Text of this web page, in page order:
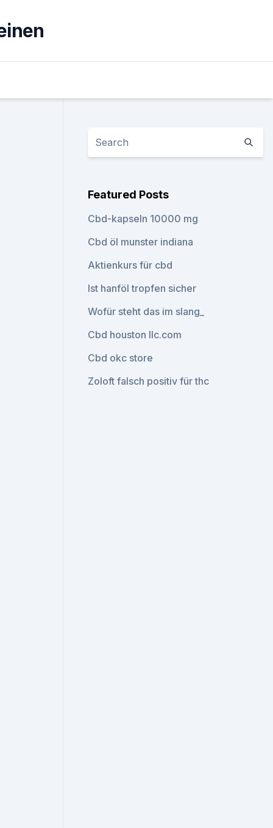
Featured Posts
Cbd-kapseln 10000 mg
Cbd öl munster indiana
Aktienkurs für cbd
Ist hanföl tropfen sicher
Wofür steht das im slang_
Cbd houston llc.com
Cbd okc store
Zoloft falsch positiv für thc